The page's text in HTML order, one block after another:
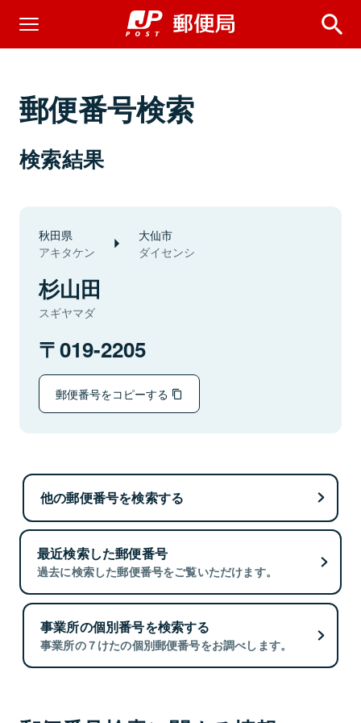
郵便番号検索
検索結果
秋田県
アキタケン
大仙市
ダイセンシ
杉山田
スギヤマダ
019-2205
郵便番号をコピーする
他の郵便番号を検索する
最近検索した郵便番号
過去に検索した郵便番号をご覧いただけます。
事業所の個別番号を検索する
事業所の７けたの個別郵便番号をお調べします。